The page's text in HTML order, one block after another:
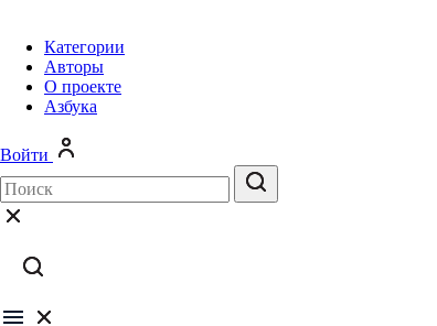
Категории
Авторы
О проекте
Азбука
Войти